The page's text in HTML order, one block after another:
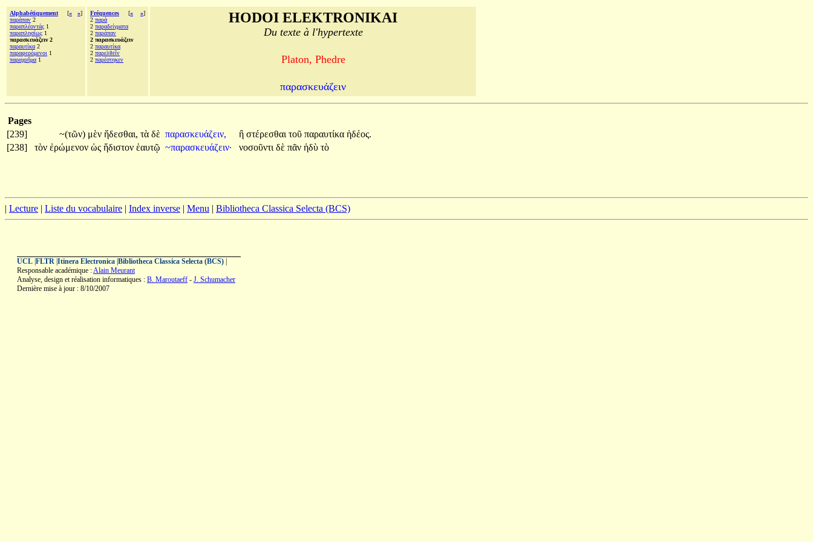
Alphabétiquement [« »]
παράπαν 2
παραπλέοντάς 1
παραπλησίως 1
παρασκευάζειν 2
παραυτίκα 2
παραφερόμενοι 1
παραχρῆμα 1
Fréquences [« »]
2 παρά
2 παραδείγματα
2 παράπαν
2 παρασκευάζειν
2 παραυτίκα
2 παρελθεῖν
2 παρέστηκεν
HODOI ELEKTRONIKAI
Du texte à l'hypertexte
Platon, Phedre
παρασκευάζειν
Pages
[239]
~(τῶν) μὲν ἥδεσθαι, τὰ δὲ παρασκευάζειν, ἢ στέρεσθαι τοῦ παραυτίκα ἡδέος.
[238]
τὸν ἐρώμενον ὡς ἥδιστον ἑαυτῷ ~παρασκευάζειν· νοσοῦντι δὲ πᾶν ἡδὺ τὸ
| Lecture | Liste du vocabulaire | Index inverse | Menu | Bibliotheca Classica Selecta (BCS)
UCL FLTR Itinera Electronica Bibliotheca Classica Selecta (BCS)
Responsable académique :Alain Meurant
Analyse, design et réalisation informatiques : B. Maroutaeff - J. Schumacher
Dernière mise à jour : 8/10/2007